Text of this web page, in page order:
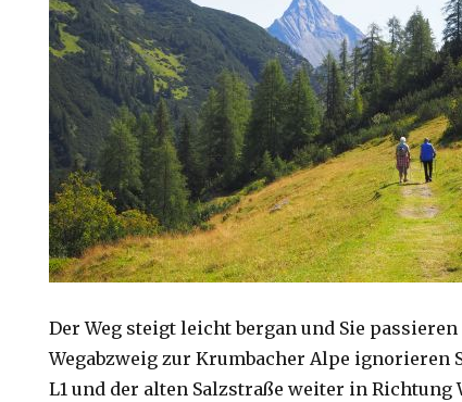
Der Weg steigt leicht bergan und Sie
Wegabzweig zur Krumbacher Alpe ignorieren
L1 und der alten Salzstraße weiter in Richtung